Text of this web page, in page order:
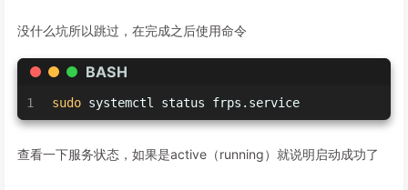
没什么坑所以跳过，在完成之后使用命令
BASH
1 sudo systemctl status frps.service
查看一下服务状态，如果是active（running）就说明启动成功了